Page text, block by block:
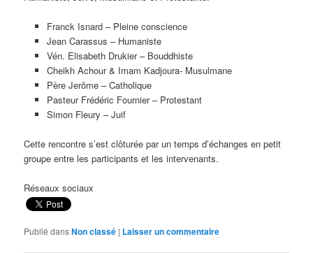
Franck Isnard – Pleine conscience
Jean Carassus – Humaniste
Vén. Elisabeth Drukier – Bouddhiste
Cheikh Achour & Imam Kadjoura- Musulmane
Père Jerôme – Catholique
Pasteur Frédéric Fournier – Protestant
Simon Fleury – Juif
Cette rencontre s’est clôturée par un temps d’échanges en petit
groupe entre les participants et les intervenants.
Réseaux sociaux
Publié dansNon classé | Laisser un commentaire